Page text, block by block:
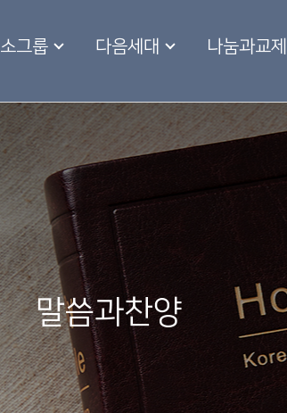
소그룹 다음세대 나눔과교제
말씀과찬양